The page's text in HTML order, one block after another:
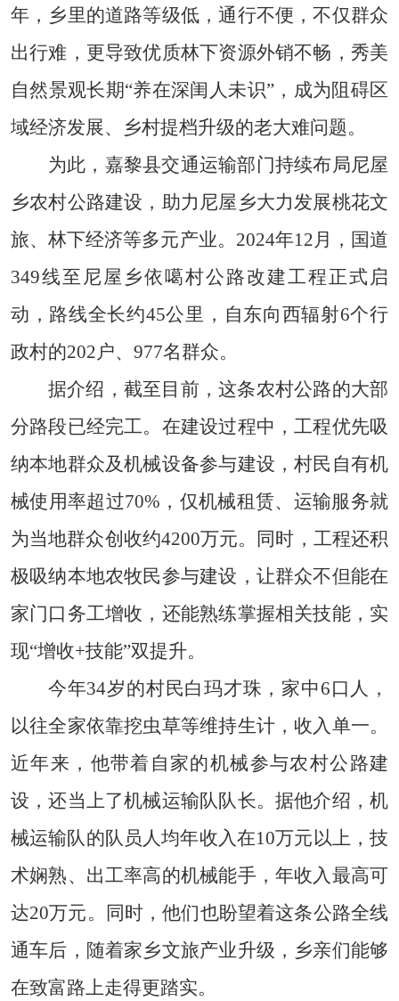
年，乡里的道路等级低，通行不便，不仅群众
出行难，更导致优质林下资源外销不畅，秀美
自然景观长期“养在深闺人未识”，成为阻碍区
域经济发展、乡村提档升级的老大难问题。
为此，嘉黎县交通运输部门持续布局尼屋
乡农村公路建设，助力尼屋乡大力发展桃花文
旅、林下经济等多元产业。2024年12月，国道
349线至尼屋乡依噶村公路改建工程正式启
动，路线全长约45公里，自东向西辐射6个行
政村的202户、977名群众。
据介绍，截至目前，这条农村公路的大部
分路段已经完工。在建设过程中，工程优先吸
纳本地群众及机械设备参与建设，村民自有机
械使用率超过70%，仅机械租赁、运输服务就
为当地群众创收约4200万元。同时，工程还积
极吸纳本地农牧民参与建设，让群众不但能在
家门口务工增收，还能熟练掌握相关技能，实
现“增收+技能”双提升。
今年34岁的村民白玛才珠，家中6口人，
以往全家依靠挖虫草等维持生计，收入单一。
近年来，他带着自家的机械参与农村公路建
设，还当上了机械运输队队长。据他介绍，机
械运输队的队员人均年收入在10万元以上，技
术娴熟、出工率高的机械能手，年收入最高可
达20万元。同时，他们也盼望着这条公路全线
通车后，随着家乡文旅产业升级，乡亲们能够
在致富路上走得更踏实。